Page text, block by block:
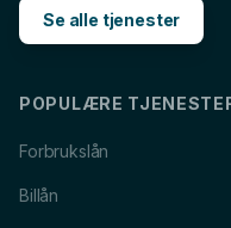
Se alle tjenester
POPULÆRE
Forbrukslån
Billån